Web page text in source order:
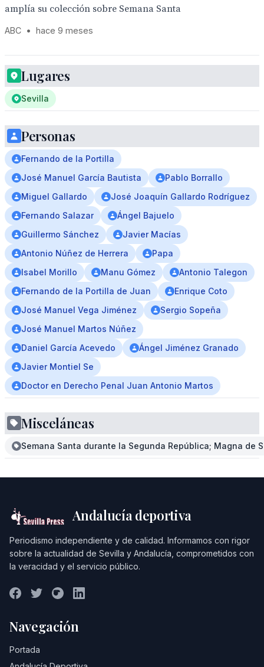
amplía su colección sobre Semana Santa
ABC • hace 9 meses
Lugares
Sevilla
Personas
Fernando de la Portilla
José Manuel García Bautista
Pablo Borrallo
Miguel Gallardo
José Joaquín Gallardo Rodríguez
Fernando Salazar
Ángel Bajuelo
Guillermo Sánchez
Javier Macías
Antonio Núñez de Herrera
Papa
Isabel Morillo
Manu Gómez
Antonio Talegon
Fernando de la Portilla de Juan
Enrique Coto
José Manuel Vega Jiménez
Sergio Sopeña
José Manuel Martos Núñez
Daniel García Acevedo
Ángel Jiménez Granado
Javier Montiel Se
Doctor en Derecho Penal Juan Antonio Martos
Misceláneas
Semana Santa durante la Segunda República; Magna de
Andalucía deportiva
Periodismo independiente y de calidad. Informamos con rigor
sobre la actualidad de Sevilla y Andalucía, comprometidos con
la veracidad y el servicio público.
Navegación
Portada